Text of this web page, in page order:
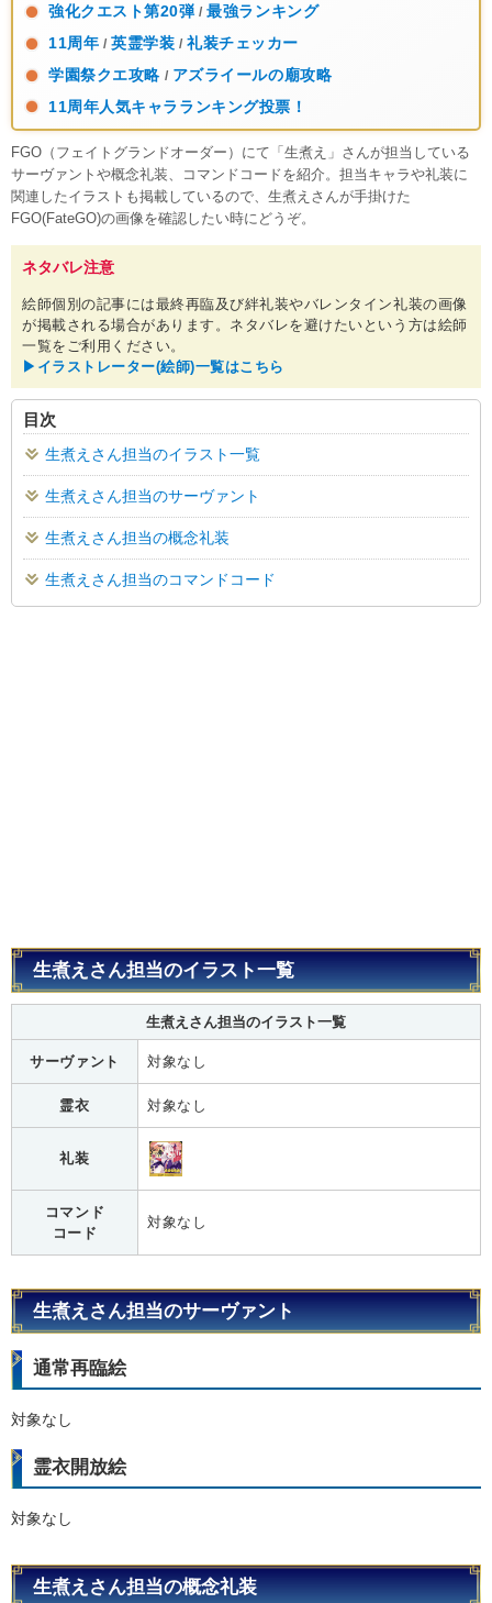
強化クエスト第20弾 / 最強ランキング
11周年 / 英霊学装 / 礼装チェッカー
学園祭クエ攻略 / アズライールの廟攻略
11周年人気キャラランキング投票！
FGO（フェイトグランドオーダー）にて「生煮え」さんが担当している
サーヴァントや概念礼装、コマンドコードを紹介。担当キャラや礼装に
関連したイラストも掲載しているので、生煮えさんが手掛けた
FGO(FateGO)の画像を確認したい時にどうぞ。
ネタバレ注意
絵師個別の記事には最終再臨及び絆礼装やバレンタイン礼装の画像
が掲載される場合があります。ネタバレを避けたいという方は絵師
一覧をご利用ください。
▶︎イラストレーター(絵師)一覧はこちら
目次
生煮えさん担当のイラスト一覧
生煮えさん担当のサーヴァント
生煮えさん担当の概念礼装
生煮えさん担当のコマンドコード
生煮えさん担当のイラスト一覧
生煮えさん担当のイラスト一覧
サーヴァント 対象なし
霊衣 対象なし
礼装
コマンド
コード
対象なし
生煮えさん担当のサーヴァント
通常再臨絵
対象なし
霊衣開放絵
対象なし
生煮えさん担当の概念礼装